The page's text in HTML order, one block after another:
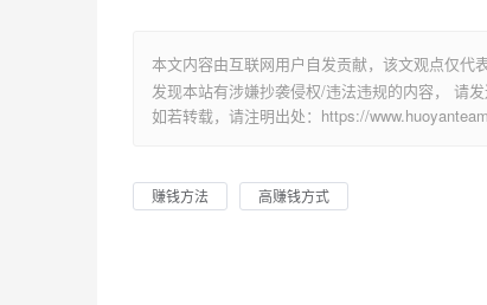
本文内容由互联网用户自发贡献，该文观点仅代
发现本站有涉嫌抄袭侵权/违法违规的内容， 请
如若转载，请注明出处：https://
赚钱方法 高赚钱方式